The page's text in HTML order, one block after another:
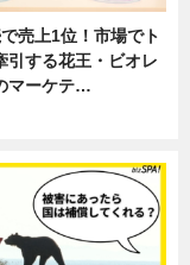
売上1位！市場でト
引する花王・ビオレ
マーケテ…